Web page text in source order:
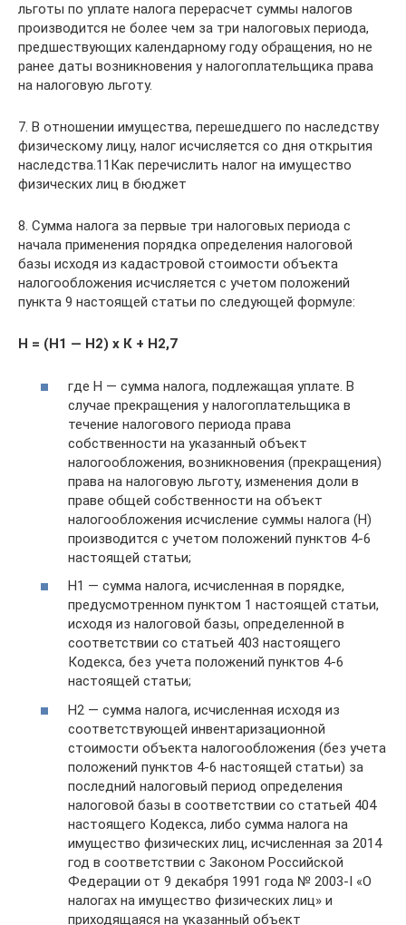
льготы по уплате налога перерасчет суммы налогов
производится не более чем за три налоговых периода,
предшествующих календарному году обращения, но не
ранее даты возникновения у налогоплательщика права
на налоговую льготу.
7. В отношении имущества, перешедшего по наследству
физическому лицу, налог исчисляется со дня открытия
наследства.11Как перечислить налог на имущество
физических лиц в бюджет
8. Сумма налога за первые три налоговых периода с
начала применения порядка определения налоговой
базы исходя из кадастровой стоимости объекта
налогообложения исчисляется с учетом положений
пункта 9 настоящей статьи по следующей формуле:
Н = (Н1 — Н2) х К + Н2,7
где Н — сумма налога, подлежащая уплате. В
случае прекращения у налогоплательщика в
течение налогового периода права
собственности на указанный объект
налогообложения, возникновения (прекращения)
права на налоговую льготу, изменения доли в
праве общей собственности на объект
налогообложения исчисление суммы налога (Н)
производится с учетом положений пунктов 4-6
настоящей статьи;
Н1 — сумма налога, исчисленная в порядке,
предусмотренном пунктом 1 настоящей статьи,
исходя из налоговой базы, определенной в
соответствии со статьей 403 настоящего
Кодекса, без учета положений пунктов 4-6
настоящей статьи;
Н2 — сумма налога, исчисленная исходя из
соответствующей инвентаризационной
стоимости объекта налогообложения (без учета
положений пунктов 4-6 настоящей статьи) за
последний налоговый период определения
налоговой базы в соответствии со статьей 404
настоящего Кодекса, либо сумма налога на
имущество физических лиц, исчисленная за 2014
год в соответствии с Законом Российской
Федерации от 9 декабря 1991 года № 2003-I «О
налогах на имущество физических лиц» и
приходящаяся на указанный объект